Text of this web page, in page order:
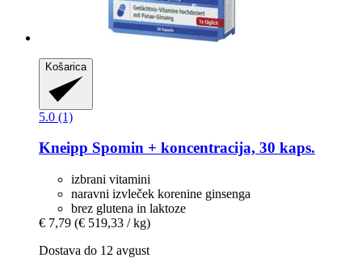
Košarica
5.0 (1)
Kneipp Spomin + koncentracija, 30 kaps.
izbrani vitamini
naravni izvleček korenine ginsenga
brez glutena in laktoze
€ 7,79 (€ 519,33 / kg)
Dostava do 12 avgust